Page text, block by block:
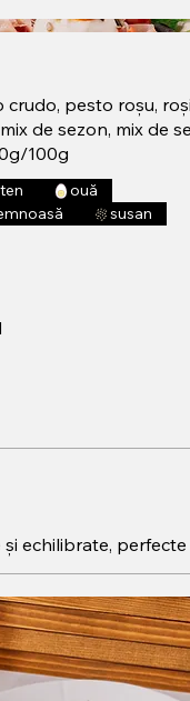
pesto roșu,
de sezon, mix de
100g
ouă
susan
echilibrate,